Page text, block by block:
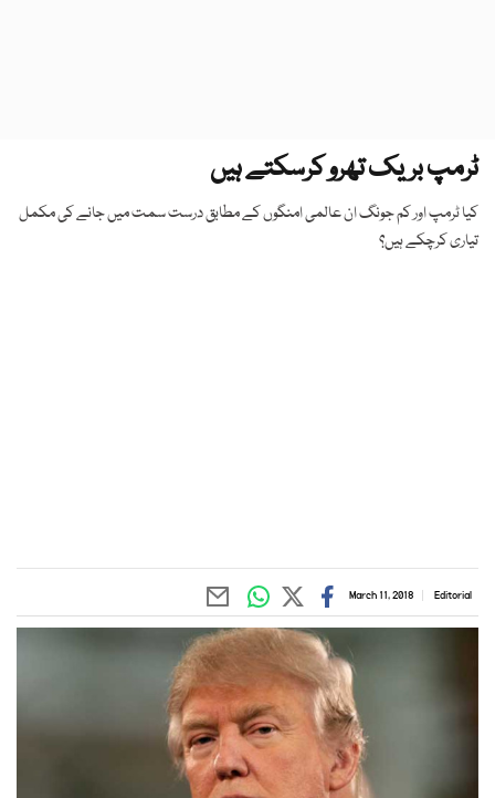
ٹرمپ بریک تھرو کرسکتے ہیں
کیا ٹرمپ اور کم جونگ ان عالمی امنگوں کے مطابق درست سمت میں جانے کی مکمل
تیاری کرچکے ہیں؟
Editorial
March 11, 2018